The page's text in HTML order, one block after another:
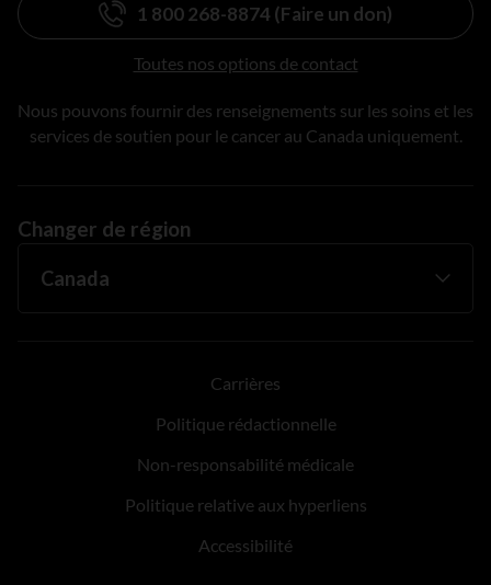
1 800 268-8874 (Faire un don)
Toutes nos options de contact
Nous pouvons fournir des renseignements sur les soins et les
services de soutien pour le cancer au Canada uniquement.
Changer de région
Carrières
Politique rédactionnelle
Non-responsabilité médicale
Politique relative aux hyperliens
Accessibilité